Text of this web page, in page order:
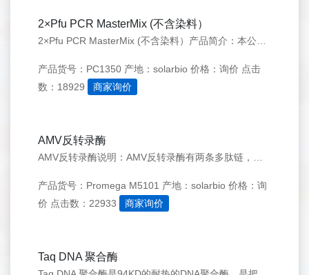
2×Pfu PCR MasterMix (不含染料）
产品货号：PC1350 产地：solarbio 价格：询价 点击
数：18929
商家询价
AMV反转录酶
产品货号：Promega M5101 产地：solarbio 价格：询
价 点击数：22933 商家询价
Taq DNA 聚合酶